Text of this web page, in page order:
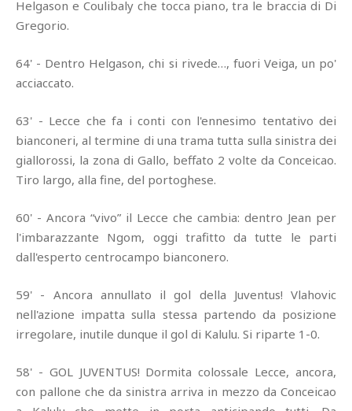
Helgason e Coulibaly che tocca piano, tra le braccia di Di
Gregorio.
64' - Dentro Helgason, chi si rivede…, fuori Veiga, un po'
acciaccato.
63' - Lecce che fa i conti con l'ennesimo tentativo dei
bianconeri, al termine di una trama tutta sulla sinistra dei
giallorossi, la zona di Gallo, beffato 2 volte da Conceicao.
Tiro largo, alla fine, del portoghese.
60' - Ancora “vivo” il Lecce che cambia: dentro Jean per
l'imbarazzante Ngom, oggi trafitto da tutte le parti
dall'esperto centrocampo bianconero.
59' - Ancora annullato il gol della Juventus! Vlahovic
nell'azione impatta sulla stessa partendo da posizione
irregolare, inutile dunque il gol di Kalulu. Si riparte 1-0.
58' - GOL JUVENTUS! Dormita colossale Lecce, ancora,
con pallone che da sinistra arriva in mezzo da Conceicao